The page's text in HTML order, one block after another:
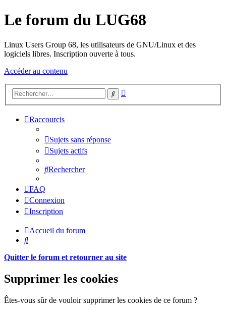
Le forum du LUG68
Linux Users Group 68, les utilisateurs de GNU/Linux et des
logiciels libres. Inscription ouverte à tous.
Accéder au contenu
Rechercher
Raccourcis
Sujets sans réponse
Sujets actifs
Rechercher
FAQ
Connexion
Inscription
Accueil du forum
Rechercher
Quitter le forum et retourner au site
Supprimer les cookies
Êtes-vous sûr de vouloir supprimer les cookies de ce forum ?